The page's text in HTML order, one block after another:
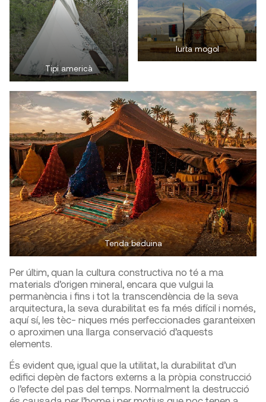
Tipi americà
Iurta mogol
Tenda beduina
Per últim, quan la cultura constructiva no té a ma
materials d’origen mineral, encara que vulgui la
permanència i fins i tot la transcendència de la seva
arquitectura, la seva durabilitat es fa més difícil i només,
aquí sí, les tèc- niques més perfeccionades garanteixen
o aproximen una llarga conservació d’aquests
elements.
És evident que, igual que la utilitat, la durabilitat d’un
edifici depèn de factors externs a la pròpia construcció
o l’efecte del pas del temps. Normalment la destrucció